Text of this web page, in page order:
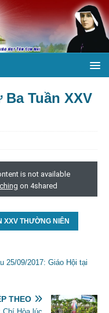
Tuần XXV
XXV THƯỜNG NIÊN
25/09/2017: Giáo Hội tại
THEO